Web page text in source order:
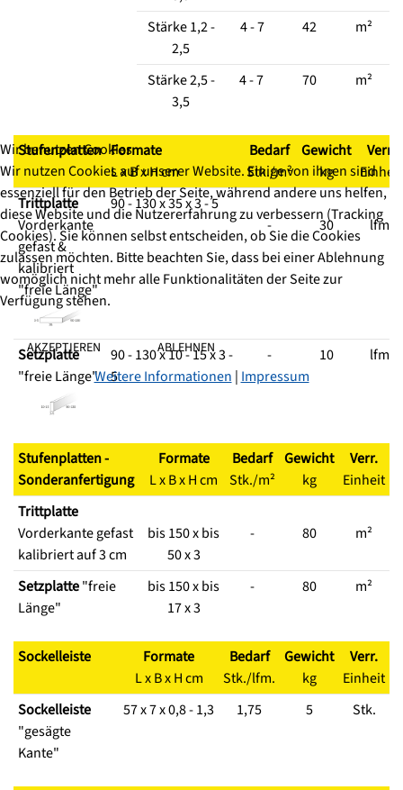
Stärke 1,2 -
2,5
4 - 7 42 m²
Stärke 2,5 -
3,5
4 - 7 70 m²
Stufenplatten Formate
L x B x H cm
Bedarf
Stk./m²
Gewicht
kg
Verr.
Einheit
Trittplatte
Vorderkante
gefast &
kalibriert
"freie Länge"
90 - 130 x 35 x 3 - 5
-
30 lfm.
Setzplatte
"freie Länge"
90 - 130 x 10 - 15 x 3 -
5
- 10 lfm.
Stufenplatten -
Sonderanfertigung
Formate
L x B x H cm
Bedarf
Stk./m²
Gewicht
kg
Verr.
Einheit
Trittplatte
Vorderkante gefast
kalibriert auf 3 cm
bis 150 x bis
50 x 3
- 80 m²
Setzplatte"freie
Länge"
bis 150 x bis
17 x 3
- 80 m²
Sockelleiste
Formate
L x B x H cm
Bedarf
Stk./lfm.
Gewicht
kg
Verr.
Einheit
Sockelleiste
"gesägte
Kante"
57 x 7 x 0,8 - 1,3 1,75 5 Stk.
Wir benutzen Cookies
Wir nutzen Cookies auf unserer Website. Einige von ihnen sind
essenziell für den Betrieb der Seite, während andere uns helfen,
diese Website und die Nutzererfahrung zu verbessern (Tracking
Cookies). Sie können selbst entscheiden, ob Sie die Cookies
zulassen möchten. Bitte beachten Sie, dass bei einer Ablehnung
womöglich nicht mehr alle Funktionalitäten der Seite zur
Verfügung stehen.
AKZEPTIEREN ABLEHNEN
Weitere Informationen | Impressum